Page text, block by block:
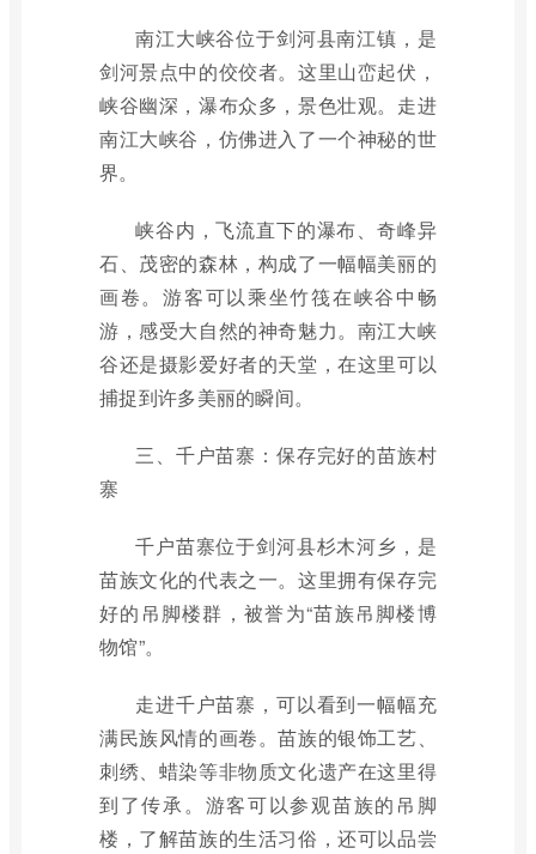
南江大峡谷位于剑河县南江镇，是
剑河景点中的佼佼者。这里山峦起伏，
峡谷幽深，瀑布众多，景色壮观。走进
南江大峡谷，仿佛进入了一个神秘的世
界。
峡谷内，飞流直下的瀑布、奇峰异
石、茂密的森林，构成了一幅幅美丽的
画卷。游客可以乘坐竹筏在峡谷中畅
游，感受大自然的神奇魅力。南江大峡
谷还是摄影爱好者的天堂，在这里可以
捕捉到许多美丽的瞬间。
三、千户苗寨：保存完好的苗族村
寨
千户苗寨位于剑河县杉木河乡，是
苗族文化的代表之一。这里拥有保存完
好的吊脚楼群，被誉为“苗族吊脚楼博
物馆”。
走进千户苗寨，可以看到一幅幅充
满民族风情的画卷。苗族的银饰工艺、
刺绣、蜡染等非物质文化遗产在这里得
到了传承。游客可以参观苗族的吊脚
楼，了解苗族的生活习俗，还可以品尝